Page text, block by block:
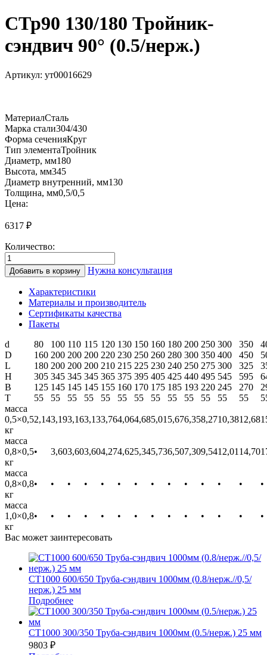
СТр90 130/180 Тройник-
сэндвич 90° (0.5/нерж.)
Артикул: ут00016629
МатериалСталь
Марка стали304/430
Форма сеченияКруг
Тип элементаТройник
Диаметр, мм180
Высота, мм345
Диаметр внутренний, мм130
Толщина, мм0,5/0,5
Цена:
6317 ₽
Количество:
Количество
товара
СТр90
130/180
Тройник-
сэндвич
нерж.)
Добавить в корзину Нужна консультация
Характеристики
Материалы и производитель
Сертификаты качества
Пакеты
d
80 100 110 115 120 130 150 160 180 200 250 300 350
D
160 200 200 200 220 230 250 260 280 300 350 400 450
L
180 200 200 200 210 215 225 230 240 250 275 300 325
H
305 345 345 345 365 375 395 405 425 440 495 545 595
В
125 145 145 145 155 160 170 175 185 193 220 245 270
T
55 55 55 55 55 55 55 55 55 55 55 55 55
масса
0,5×0,5
кг
2,143,193,163,133,764,064,685,01 5,676,358,2710,3812,68
масса
0,8×0,5
кг
• 3,603,603,604,274,625,345,736,507,309,5412,01 14,70
масса
0,8×0,8
кг
• • • • • • • • • • • • • •
масса
1,0×0,8
кг
• • • • • • • • • • • • • •
Вас может заинтересовать
СТ1000 600/650 Труба-сэндвич 1000мм (0.8/нерж.//0,5/
нерж.) 25 мм
Подробнее
СТ1000 300/350 Труба-сэндвич 1000мм (0.5/нерж.) 25 мм
9803 ₽